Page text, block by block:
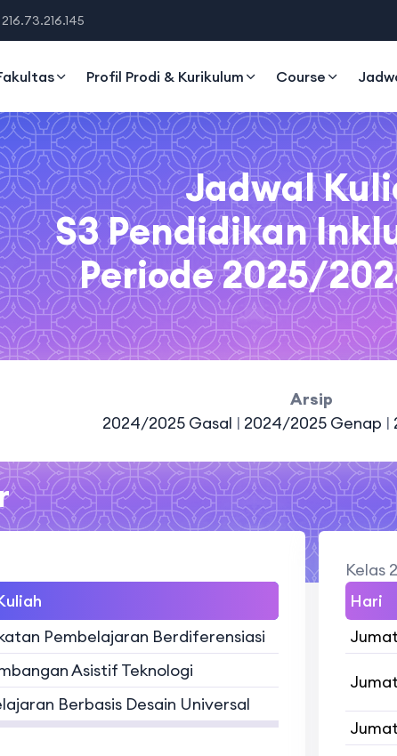
216.73.216.145
Profil Prodi & Kurikulum Course
Jadwal
S3 Pendidikan
Periode 2025/
Arsip
2024/2025 Gasal | 2024/2025 Genap |
Pembelajaran Berdiferensiasi
Asistif Teknologi
Berbasis Desain Universal
Kelas
Hari
Jumat
Jumat
Jumat